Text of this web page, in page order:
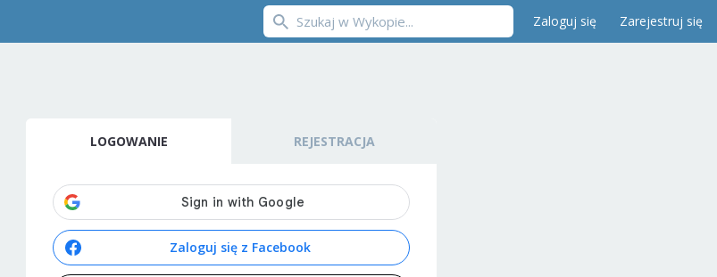
Zaloguj się Zarejestruj się
LOGOWANIE REJESTRACJA
Zaloguj się z Facebook